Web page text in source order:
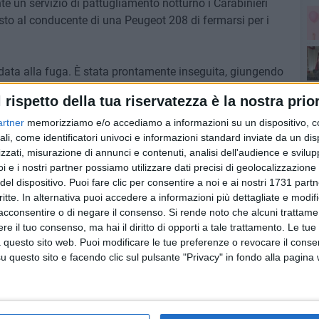
rispetto della tua riservatezza è la nostra
memorizziamo e/o accediamo a informazioni su un dispositivo,
come identificatori univoci e informazioni standard inviate da un
misurazione di annunci e contenuti, analisi dell'audience e
e i nostri partner possiamo utilizzare dati precisi di
dispositivo. Puoi fare clic per consentire a noi e ai nostri 1731
In alternativa puoi accedere a informazioni più dettagliate e
o di negare il consenso. Si rende noto che alcuni
il tuo consenso, ma hai il diritto di opporti a tale trattamento. Le
sito web. Puoi modificare le tue preferenze o revocare il
questo sito e facendo clic sul pulsante "Privacy" in fondo alla pagina
un servizio di pattugliamento notturno i Carabinieri
al conducente di una Peugeot 208 di fermarsi per i
alla fuga. È stata prontamente inseguita, giungendo
è accorsa in aiuto ai colleghi tentando di bloccare
chiusura della carreggiata con il mezzo di servizio.
da parte della Peugeot 208 non soltanto della vettura
che sopraggiungeva. La Peugeot 208 è riuscita
le proprie tracce. Fortunatamente non ci sono